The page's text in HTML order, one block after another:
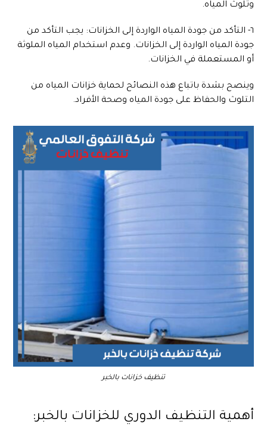
وتلوث المياه.
٦- التأكد من جودة المياه الواردة إلى الخزانات: يجب التأكد من
جودة المياه الواردة إلى الخزانات. وعدم استخدام المياه الملوثة
أو المستعملة في الخزانات.
وينصح بشدة باتباع هذه النصائح لحماية خزانات المياه من
التلوث والحفاظ على جودة المياه وصحة الأفراد.
تنظيف خزانات بالخبر
أهمية التنظيف الدوري للخزانات بالخبر: